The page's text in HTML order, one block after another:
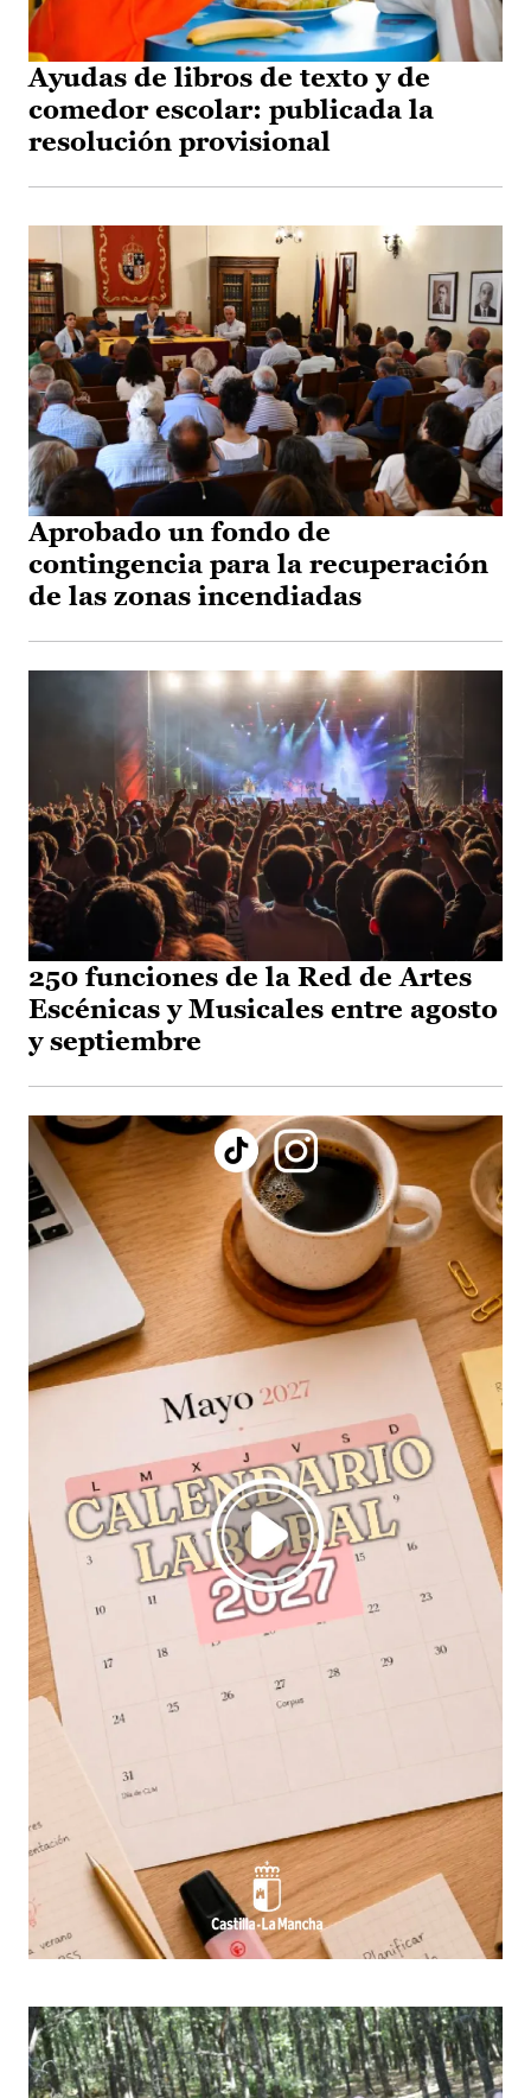
Ayudas de libros de texto y de
comedor escolar: publicada la
resolución provisional
Aprobado un fondo de
contingencia para la recuperación
de las zonas incendiadas
250 funciones de la Red de Artes
Escénicas y Musicales entre agosto
y septiembre